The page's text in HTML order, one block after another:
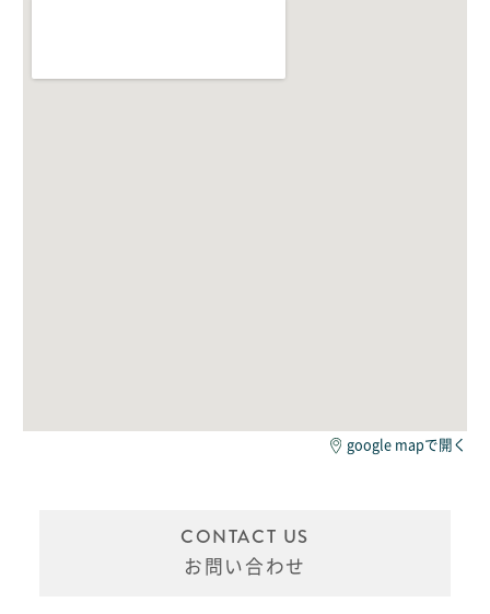
google mapで開く
CONTACT US
お問い合わせ